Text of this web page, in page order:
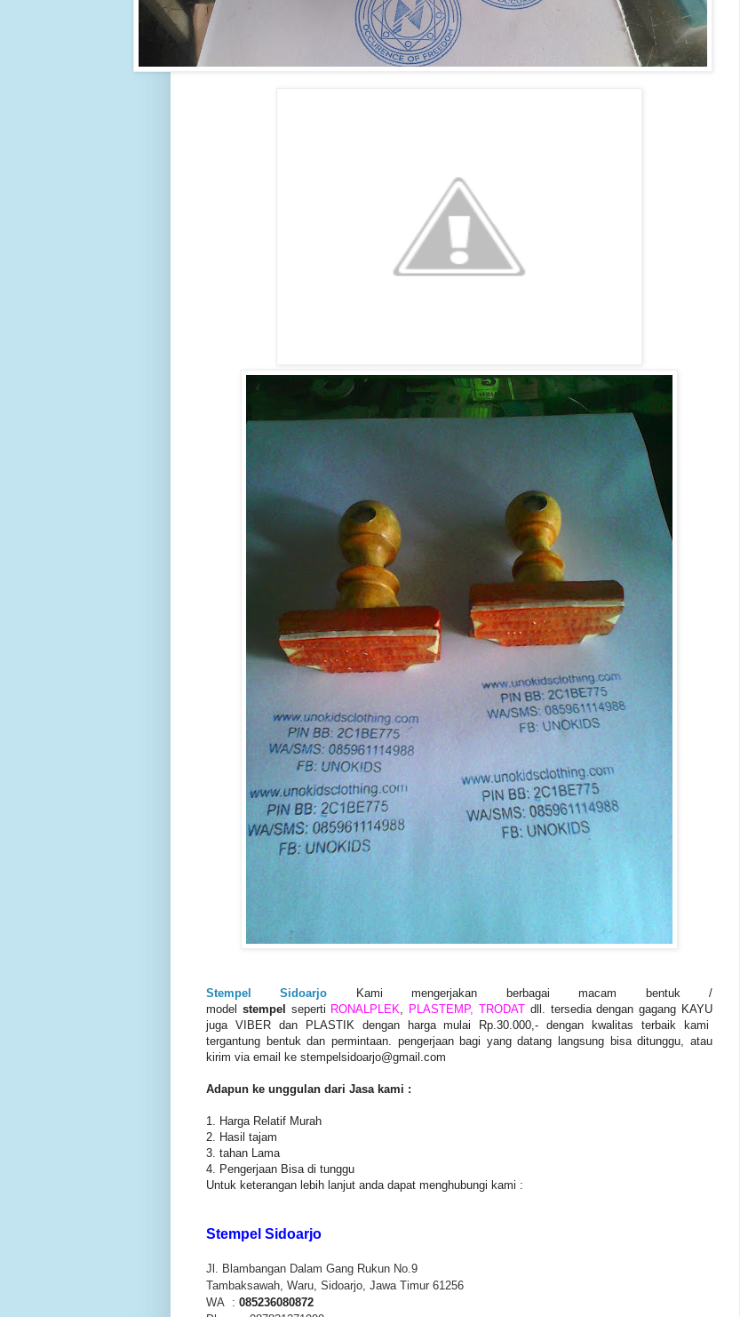
Stempel Sidoarjo
Kami mengerjakan berbagai macam bentuk /
model stempel seperti RONALPLEK, PLASTEMP, TRODAT dll. tersedia dengan gagang KAYU
juga VIBER dan PLASTIK dengan harga mulai Rp.30.000,- dengan kwalitas terbaik kami
tergantung bentuk dan permintaan. pengerjaan bagi yang datang langsung bisa ditunggu, atau
kirim via email ke stempelsidoarjo@gmail.com
Adapun ke unggulan dari Jasa kami :
1. Harga Relatif Murah
2. Hasil tajam
3. tahan Lama
4. Pengerjaan Bisa di tunggu
Untuk keterangan lebih lanjut anda dapat menghubungi kami :
Stempel Sidoarjo
Jl. Blambangan Dalam Gang Rukun No.9
Tambaksawah, Waru, Sidoarjo, Jawa Timur 61256
WA : 085236080872